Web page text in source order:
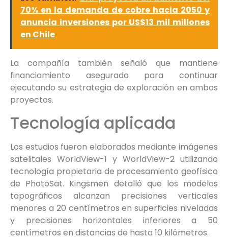
70% en la demanda de cobre hacia 2050 y
anuncia inversiones por US$13 mil millones
en Chile
La compañía también señaló que mantiene
financiamiento asegurado para continuar
ejecutando su estrategia de exploración en ambos
proyectos.
Tecnología aplicada
Los estudios fueron elaborados mediante imágenes
satelitales WorldView-1 y WorldView-2 utilizando
tecnología propietaria de procesamiento geofísico
de PhotoSat. Kingsmen detalló que los modelos
topográficos alcanzan precisiones verticales
menores a 20 centímetros en superficies niveladas
y precisiones horizontales inferiores a 50
centímetros en distancias de hasta 10 kilómetros.